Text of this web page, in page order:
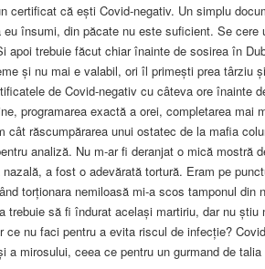
certificat că ești Covid-negativ. Un simplu
însumi, din păcate nu este suficient. Se
apoi trebuie făcut chiar înainte de sosirea în
și nu mai e valabil, ori îl primești prea târziu
de Covid-negativ cu câteva ore înainte
programarea exactă a orei, completarea mai
răscumpărarea unui ostatec de la mafia
analiză. Nu m-ar fi deranjat o mică mostră
a fost o adevărată tortură. Eram pe
torționara nemiloasă mi-a scos tamponul din
trebuie să fi îndurat același martiriu, dar nu
nu faci pentru a evita riscul de infecție?
a mirosului, ceea ce pentru un gurmand de